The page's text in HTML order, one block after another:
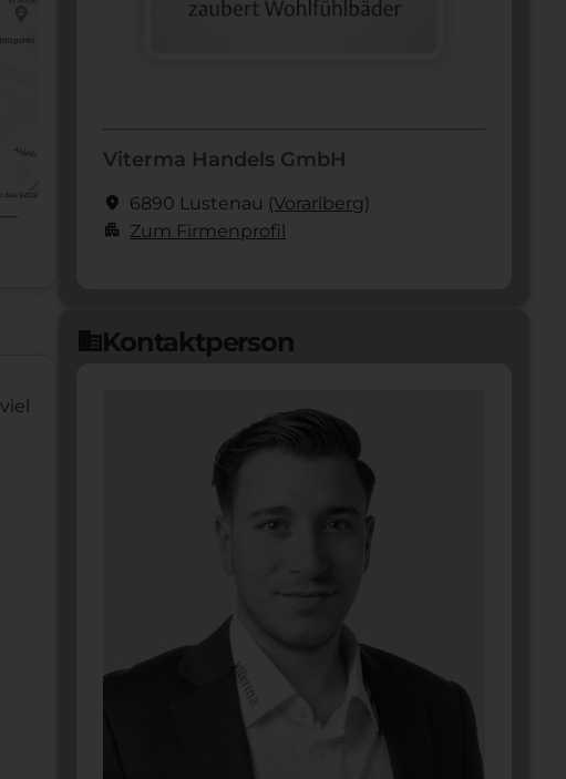
Viterma Handels GmbH
location_on 6890 Lustenau (Vorarl­berg)
apartment Zum Firmenprofil
domainKontaktperson